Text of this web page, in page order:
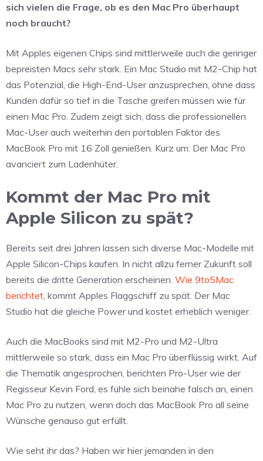
sich vielen die Frage, ob es den Mac Pro überhaupt
noch braucht?
Mit Apples eigenen Chips sind mittlerweile auch die geringer
bepreisten Macs sehr stark. Ein Mac Studio mit M2-Chip hat
das Potenzial, die High-End-User anzusprechen, ohne dass
Kunden dafür so tief in die Tasche greifen müssen wie für
einen Mac Pro. Zudem zeigt sich, dass die professionellen
Mac-User auch weiterhin den portablen Faktor des
MacBook Pro mit 16 Zoll genießen. Kurz um: Der Mac Pro
avanciert zum Ladenhüter.
Kommt der Mac Pro mit
Apple Silicon zu spät?
Bereits seit drei Jahren lassen sich diverse Mac-Modelle mit
Apple Silicon-Chips kaufen. In nicht allzu ferner Zukunft soll
bereits die dritte Generation erscheinen. Wie 9to5Mac
berichtet , kommt Apples Flaggschiff zu spät. Der Mac
Studio hat die gleiche Power und kostet erheblich weniger.
Auch die MacBooks sind mit M2-Pro und M2-Ultra
mittlerweile so stark, dass ein Mac Pro überflüssig wirkt. Auf
die Thematik angesprochen, berichten Pro-User wie der
Regisseur Kevin Ford, es fühle sich beinahe falsch an, einen
Mac Pro zu nutzen, wenn doch das MacBook Pro all seine
Wünsche genauso gut erfüllt.
Wie seht ihr das? Haben wir hier jemanden in den